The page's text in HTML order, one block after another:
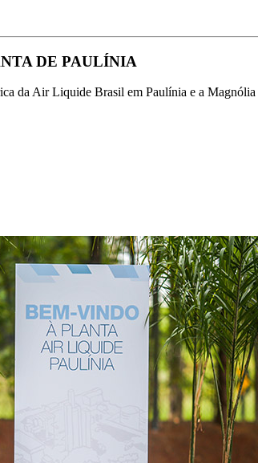
DE PAULÍNIA
da Air Liquide Brasil em Paulínia e a